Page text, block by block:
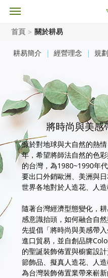
首頁 關於耕易
耕易簡介 經營理念 規
將時尚與美感
源於對地球與大自然的熱
年，希望將師法自然的色
的台灣，為1980~1990年
要出口外銷歐洲、美洲與
世界各地對於人造花、人造
隨著台灣經濟型態變化，
感意識抬頭，如何融合自
先提倡「將時尚與美感帶
進口貿易，並自創品牌
的聖誕裝飾佈置與櫥窗設
節飾品、擬真人造花、人
為台灣裝飾佈置業帶來嶄新